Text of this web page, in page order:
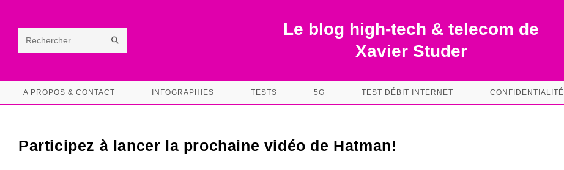
contentRechercher
ce RECHERCHE
Le blog high-tech & telecom de
Xavier Studer
A PROPOS & CONTACT INFOGRAPHIES TESTS 5G TEST DÉBIT INTERNET CONFIDENTIALITÉ
Participez à lancer la prochaine vidéo de Hatman!